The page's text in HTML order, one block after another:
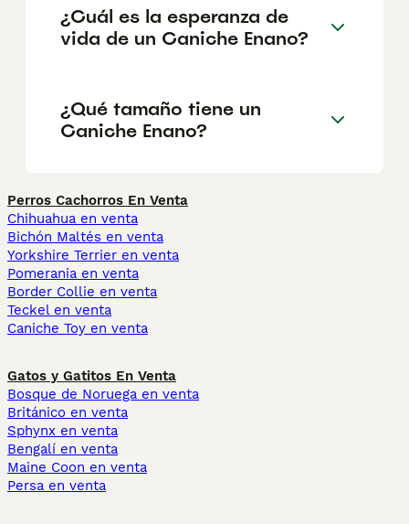
¿Cuál es la esperanza de
vida de un Caniche Enano?
¿Qué tamaño tiene un
Caniche Enano?
Perros Cachorros En Venta
Chihuahua en venta
Bichón Maltés en venta
Yorkshire Terrier en venta
Pomerania en venta
Border Collie en venta
Teckel en venta
Caniche Toy en venta
Gatos y Gatitos En Venta
Bosque de Noruega en venta
Británico en venta
Sphynx en venta
Bengalí en venta
Maine Coon en venta
Persa en venta